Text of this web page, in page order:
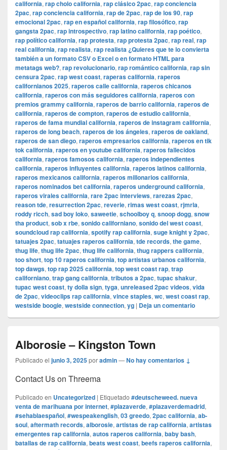
california, rap cholo california, rap clásico 2pac, rap conciencia
2pac, rap conciencia california, rap de 2pac, rap de los 90, rap
emocional 2pac, rap en español california, rap filosófico, rap
gangsta 2pac, rap introspectivo, rap latino california, rap poético,
rap político california, rap protesta, rap protesta 2pac, rap real, rap
real california, rap realista, rap realista ¿Quieres que te lo convierta
también a un formato CSV o Excel o en formato HTML para
metatags web?, rap revolucionario, rap romántico california, rap sin
censura 2pac, rap west coast, raperas california, raperos
californianos 2025, raperos calle california, raperos chicanos
california, raperos con más seguidores california, raperos con
premios grammy california, raperos de barrio california, raperos de
california, raperos de compton, raperos de estudio california,
raperos de fama mundial california, raperos de instagram california,
raperos de long beach, raperos de los ángeles, raperos de oakland,
raperos de san diego, raperos empresarios california, raperos en tik
tok california, raperos en youtube california, raperos fallecidos
california, raperos famosos california, raperos independientes
california, raperos influyentes california, raperos latinos california,
raperos mexicanos california, raperos millonarios california,
raperos nominados bet california, raperos underground california,
raperos virales california, rare 2pac interviews, rarezas 2pac,
reason tde, resurrection 2pac, reverie, rimas west coast, rjmrla,
roddy ricch, sad boy loko, saweetie, schoolboy q, snoop dogg, snow
tha product, sob x rbe, sonido californiano, sonido del west coast,
soundcloud rap california, spotify rap california, suge knight y 2pac,
tatuajes 2pac, tatuajes raperos california, tde records, the game,
thug life, thug life 2pac, thug life california, thug rappers california,
too short, top 10 raperos california, top artistas urbanos california,
top dawgs, top rap 2025 california, top west coast rap, trap
californiano, trap gang california, tributos a 2pac, tupac shakur,
tupac west coast, ty dolla sign, tyga, unreleased 2pac videos, vida
de 2pac, videoclips rap california, vince staples, wc, west coast rap,
westside boogie, westside connection, yg | Deja un comentario
Alborosie – Kingston Town
Publicado el junio 3, 2025poradmin—No hay comentarios ↓
Contact Us on Threema
Publicado en Uncategorized | Etiquetado #deutscheweed. nueva
venta de marihuana por internet, #plazaverde, #plazaverdemadrid,
#sehablaespañol, #wespeakenglish, 03 greedo, 2pac california, ab-
soul, aftermath records, alborosie, artistas de rap california, artistas
emergentes rap california, autos raperos california, baby bash,
batallas de rap california, beats west coast, beefs raperos california,